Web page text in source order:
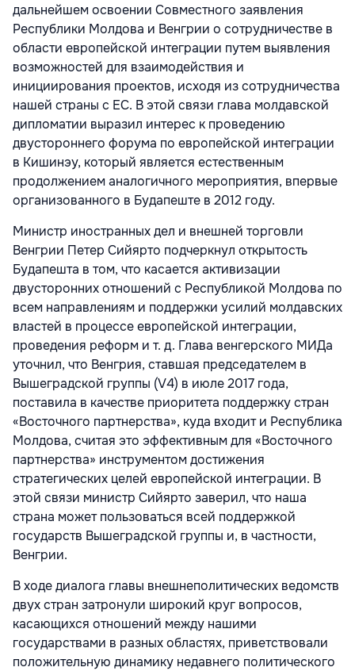
дальнейшем освоении Совместного заявления
Республики Молдова и Венгрии о сотрудничестве в
области европейской интеграции путем выявления
возможностей для взаимодействия и
инициирования проектов, исходя из сотрудничества
нашей страны с ЕС. В этой связи глава молдавской
дипломатии выразил интерес к проведению
двустороннего форума по европейской интеграции
в Кишинэу, который является естественным
продолжением аналогичного мероприятия, впервые
организованного в Будапеште в 2012 году.
Министр иностранных дел и внешней торговли
Венгрии Петер Сийярто подчеркнул открытость
Будапешта в том, что касается активизации
двусторонних отношений с Республикой Молдова по
всем направлениям и поддержки усилий молдавских
властей в процессе европейской интеграции,
проведения реформ и т. д. Глава венгерского МИДа
уточнил, что Венгрия, ставшая председателем в
Вышеградской группы (V4) в июле 2017 года,
поставила в качестве приоритета поддержку стран
«Восточного партнерства», куда входит и Республика
Молдова, считая это эффективным для «Восточного
партнерства» инструментом достижения
стратегических целей европейской интеграции. В
этой связи министр Сийярто заверил, что наша
страна может пользоваться всей поддержкой
государств Вышеградской группы и, в частности,
Венгрии.
В ходе диалога главы внешнеполитических ведомств
двух стран затронули широкий круг вопросов,
касающихся отношений между нашими
государствами в разных областях, приветствовали
положительную динамику недавнего политического